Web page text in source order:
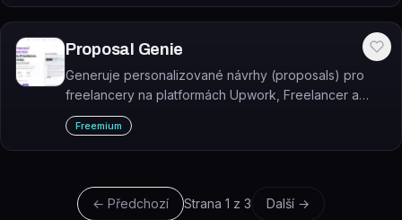
Proposal Genie
Generuje personalizované návrhy (proposals) pro
freelancery na platformách Upwork, Freelancer a
Fiverr. Proposal Genie je AI nástroj, který vytvoří návrh
zakázky během 30 sekund.
Freemium
← Předchozí Strana 1 z 3
Další →